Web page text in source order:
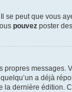
peut que vous
pouvez poster
a déjà
dernière édition.